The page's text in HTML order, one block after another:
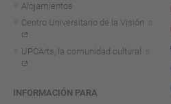
Alojamientos
Centro Universitario de la Visión
UPCArts, la comunidad cultural
INFORMACIÓN PARA